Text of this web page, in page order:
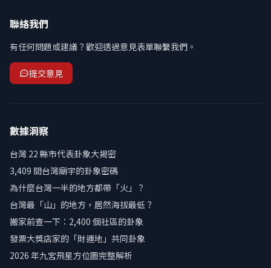
聯絡我們
有任何問題或建議？歡迎透過意見表單聯繫我們。
提交意見
數據洞察
台灣 22 縣市代表卦象大揭密
3,409 間台灣廟宇的卦象密碼
為什麼台灣一半的地方都帶「火」？
台灣最「山」的地方，居然海拔最低？
搬家前查一下：2,400 個社區的卦象
發票大獎店家的「財運地」共同卦象
2026 年九宮飛星方位圖完整解析